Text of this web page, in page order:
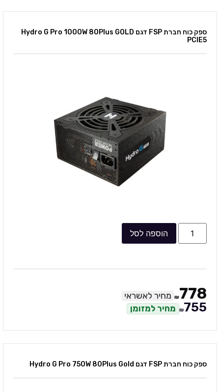
ספק כוח חברת FSP דגם Hydro G Pro 1000W 80Plus GOLD
PCIE5
הוספה לסל
₪778 מחיר לאשראי
₪755 מחיר למזומן
ספק כוח חברת FSP דגם Hydro G Pro 750W 80Plus Gold